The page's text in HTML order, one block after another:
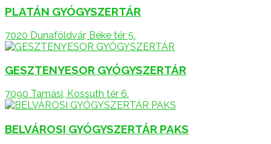
PLATÁN GYÓGYSZERTÁR
7020 Dunaföldvár, Béke tér 5.
GESZTENYESOR GYÓGYSZERTÁR
7090 Tamási, Kossuth tér 6.
BELVÁROSI GYÓGYSZERTÁR PAKS